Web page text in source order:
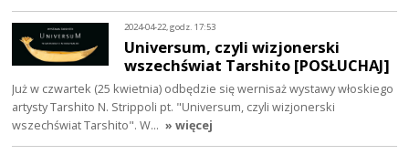
2024-04-22, godz. 17:53
Universum, czyli wizjonerski
wszechświat Tarshito [POSŁUCHAJ]
Już w czwartek (25 kwietnia) odbędzie się wernisaż wystawy włoskiego
artysty Tarshito N. Strippoli pt. "Universum, czyli wizjonerski
wszechświat Tarshito". W… » więcej